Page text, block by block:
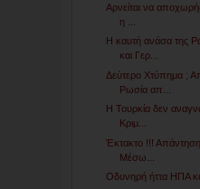
Αρνείται να
η ...
Η καυτή ανάσα της
και Γερ...
Δεύτερο Χτύπημα ;
Ρωσία απ...
Η Τουρκία δεν
Κριμ...
Έκτακτο !!! Απάντηση
Μέσω...
Οδυνηρή ήττα ΗΠΑ